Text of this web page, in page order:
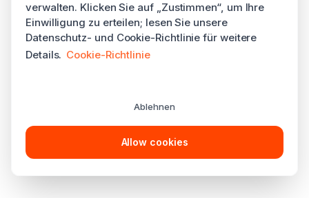
verwalten. Klicken Sie auf „Zustimmen“, um Ihre
Einwilligung zu erteilen; lesen Sie unsere
Datenschutz- und Cookie-Richtlinie für weitere
Details. Cookie-Richtlinie
Ablehnen
Allow cookies